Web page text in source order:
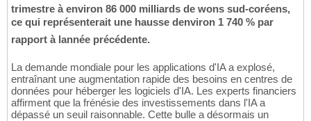
trimestre à environ 86 000 milliards de wons sud-coréens,
ce qui représenterait une hausse denviron 1 740 % par
rapport à lannée précédente.
La demande mondiale pour les applications d'IA a explosé,
entraînant une augmentation rapide des besoins en centres de
données pour héberger les logiciels d'IA. Les experts financiers
affirment que la frénésie des investissements dans l'IA a
dépassé un seuil raisonnable. Cette bulle a désormais un